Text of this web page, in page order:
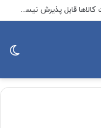
نائب رئیس مجلس: افزایش بی دلیل قیمت کالاها قابل پذیرش نیست/ هر طرحی که حاکمیت جمهوری اسلامی در تنگه هرمز را نقض کند مقبول جمهوری اسلامی ایران نیست